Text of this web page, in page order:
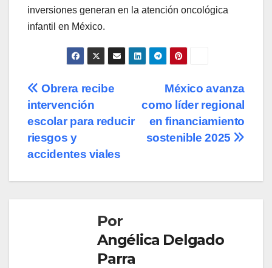
inversiones generan en la atención oncológica
infantil en México.
Navegación
de
entradas
México avanza
como líder regional
en financiamiento
sostenible 2025
Obrera recibe
intervención
escolar para reducir
riesgos y
accidentes viales
Por
Angélica Delgado
Parra